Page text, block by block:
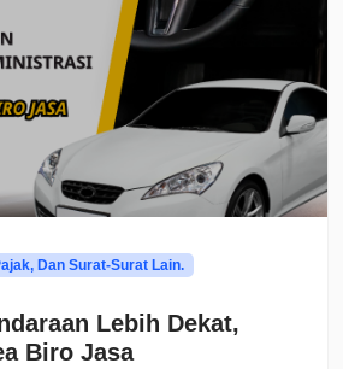
Dan Surat-Surat Lain.
Lebih Dekat,
Biro Jasa